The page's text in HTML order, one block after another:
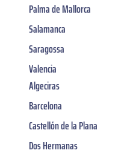
Palma de Mallorca
Salamanca
Saragossa
Valencia
Algeciras
Barcelona
Castellón de la Plana
Dos Hermanas